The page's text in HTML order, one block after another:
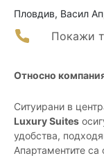
Пловдив, Васил
Покажи
Относно
Ситуирани в
Luxury Suites
удобства,
Апартаментите са